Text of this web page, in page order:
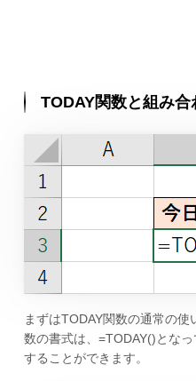
TODAY関数と組み
まずはTODAY関数の通常の
数の書式は、=TODAY()とな
することができます。